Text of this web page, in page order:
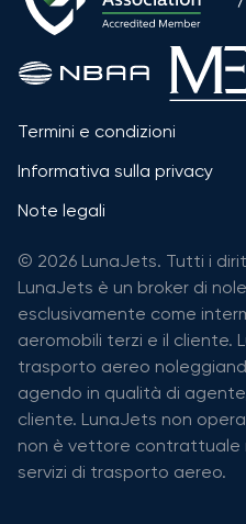
Termini e condizioni
Informativa sulla privacy
Note legali
© 2026 LunaJets. Tutti i
LunaJets è un broker di
esclusivamente come
aeromobili terzi e il cliente.
trasporto aereo
agendo in qualità di
cliente. LunaJets non
non è vettore contrattuale
servizi di trasporto aereo.